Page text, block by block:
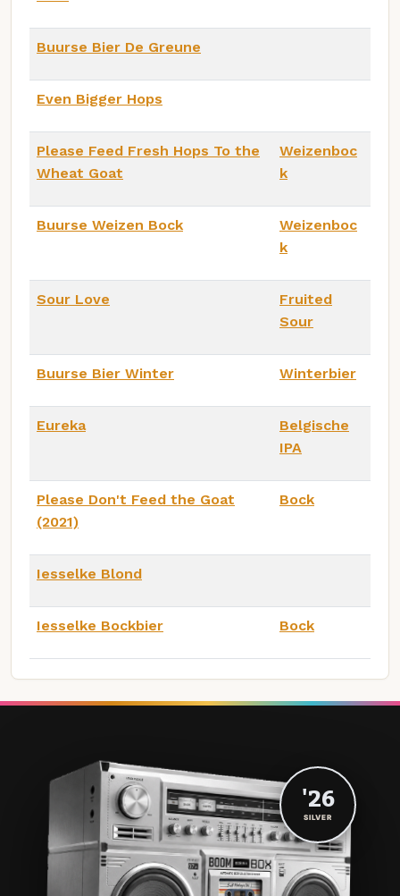
Buurse Bier De Greune
Even Bigger Hops
Please Feed Fresh Hops To the
Wheat Goat
Weizenboc
k
Buurse Weizen Bock
Weizenboc
k
Sour Love
Fruited
Sour
Buurse Bier Winter Winterbier
Eureka
Belgische
IPA
Please Don't Feed the Goat
(2021)
Bock
Iesselke Blond
Iesselke Bockbier Bock
'26
SILVER